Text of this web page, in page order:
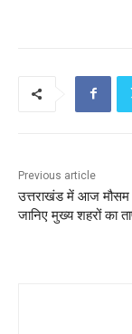
k
Previous article
उत्तराखंड में आज मौसम
जानिए मुख्‍य शहरों का